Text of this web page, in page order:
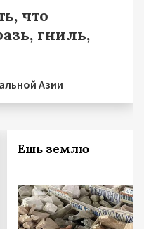
что
гниль,
Азии
Ешь землю